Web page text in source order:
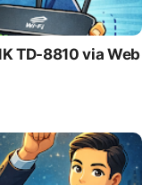
TD-8810 via Web